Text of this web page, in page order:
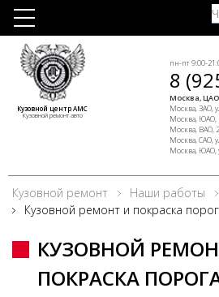
Кузовной центр АМС
Кузовной ремонт авто
пн-пт 9:00-
8
Москва,
Москва, ЗАО,
Москва, ЮАО,
Москва, ВАО,
Москва, САО,
Москва, ЮАО,
Кузовной ремонт Наши работы
Кузовной ремонт и покраска
КУЗОВНОЙ
ПОКРАСКА ПОРОГА